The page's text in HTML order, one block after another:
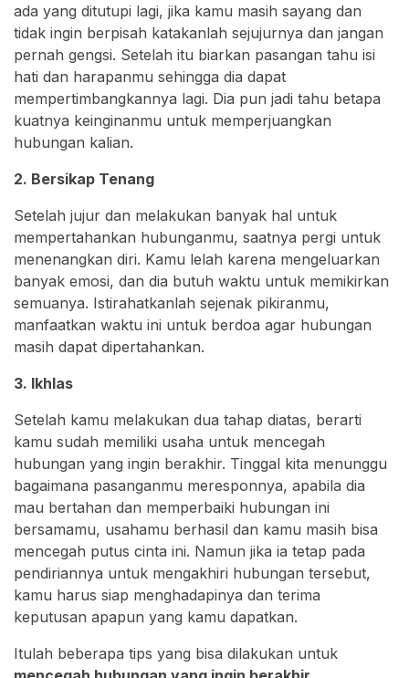
ada yang ditutupi lagi, jika kamu masih sayang dan
tidak ingin berpisah katakanlah sejujurnya dan jangan
pernah gengsi. Setelah itu biarkan pasangan tahu isi
hati dan harapanmu sehingga dia dapat
mempertimbangkannya lagi. Dia pun jadi tahu betapa
kuatnya keinginanmu untuk memperjuangkan
hubungan kalian.
2. Bersikap Tenang
Setelah jujur dan melakukan banyak hal untuk
mempertahankan hubunganmu, saatnya pergi untuk
menenangkan diri. Kamu lelah karena mengeluarkan
banyak emosi, dan dia butuh waktu untuk memikirkan
semuanya. Istirahatkanlah sejenak pikiranmu,
manfaatkan waktu ini untuk berdoa agar hubungan
masih dapat dipertahankan.
3. Ikhlas
Setelah kamu melakukan dua tahap diatas, berarti
kamu sudah memiliki usaha untuk mencegah
hubungan yang ingin berakhir. Tinggal kita menunggu
bagaimana pasanganmu meresponnya, apabila dia
mau bertahan dan memperbaiki hubungan ini
bersamamu, usahamu berhasil dan kamu masih bisa
mencegah putus cinta ini. Namun jika ia tetap pada
pendiriannya untuk mengakhiri hubungan tersebut,
kamu harus siap menghadapinya dan terima
keputusan apapun yang kamu dapatkan.
Itulah beberapa tips yang bisa dilakukan untuk